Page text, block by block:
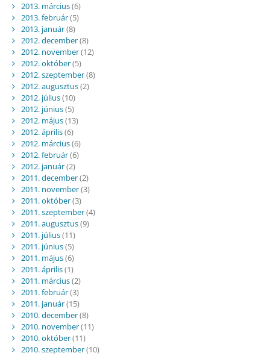
2013. március(6)
2013. február(5)
2013. január(8)
2012. december(8)
2012. november(12)
2012. október(5)
2012. szeptember(8)
2012. augusztus(2)
2012. július(10)
2012. június(5)
2012. május(13)
2012. április(6)
2012. március(6)
2012. február(6)
2012. január(2)
2011. december(2)
2011. november(3)
2011. október(3)
2011. szeptember(4)
2011. augusztus(9)
2011. július(11)
2011. június(5)
2011. május(6)
2011. április(1)
2011. március(2)
2011. február(3)
2011. január(15)
2010. december(8)
2010. november(11)
2010. október(11)
2010. szeptember(10)